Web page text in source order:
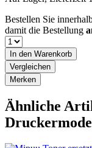
Bestellen Sie
damit die Bestellung
In den Warenkorb
Vergleichen
Merken
Ähnliche